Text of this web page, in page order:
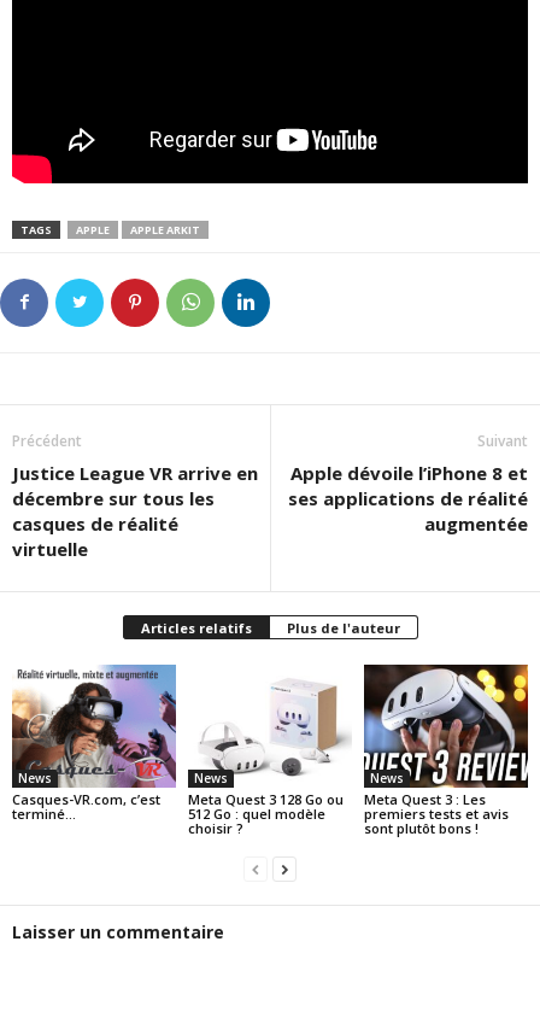
TAGS APPLE APPLE ARKIT
Précédent
Justice League VR arrive en
décembre sur tous les
casques de réalité
virtuelle
Suivant
Apple dévoile l’iPhone 8 et
ses applications de réalité
augmentée
Articles relatifs Plus de l'auteur
News
Casques-VR.com, c’est
terminé…
News
Meta Quest 3 128 Go ou
512 Go : quel modèle
choisir ?
News
Meta Quest 3 : Les
premiers tests et avis
sont plutôt bons !
Laisser un commentaire